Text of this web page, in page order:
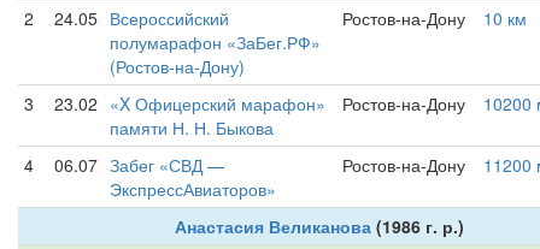
2 24.05 Всероссийский
полумарафон «ЗаБег.РФ»
(Ростов-на-Дону)
Ростов-на-Дону 10 км
3 23.02 «X Офицерский марафон»
памяти Н. Н. Быкова
Ростов-на-Дону 10200
4 06.07 Забег «СВД —
ЭкспрессАвиаторов»
Ростов-на-Дону 11200
Анастасия Великанова(1986 г. р.)